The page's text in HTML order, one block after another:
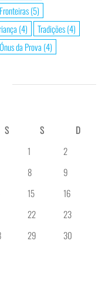
(5)
(4) Tradições(4)
Ónus da Prova (4)
S S
D
1
2
8
9
15
16
22
23
29
30